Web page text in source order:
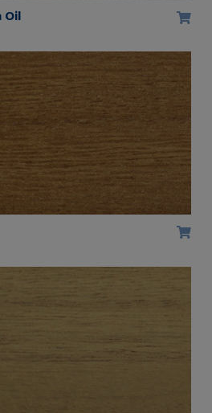
Oil